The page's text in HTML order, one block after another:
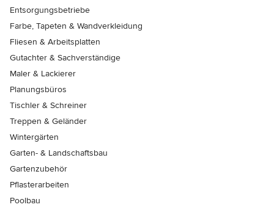
Entsorgungsbetriebe
Farbe, Tapeten & Wandverkleidung
Fliesen & Arbeitsplatten
Gutachter & Sachverständige
Maler & Lackierer
Planungsbüros
Tischler & Schreiner
Treppen & Geländer
Wintergärten
Garten- & Landschaftsbau
Gartenzubehör
Pflasterarbeiten
Poolbau